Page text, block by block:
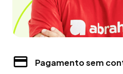
Pagamento sem